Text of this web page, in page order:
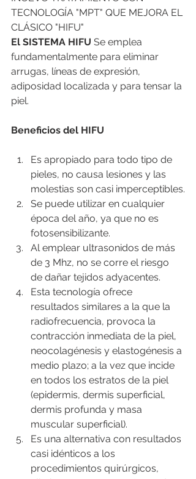
TECNOLOGÍA "MPT" QUE MEJORA EL
CLÁSICO "HIFU"
El SISTEMA HIFU Se emplea
fundamentalmente para eliminar
arrugas, líneas de expresión,
adiposidad localizada y para tensar la
piel.
Beneficios del HIFU
Es apropiado para todo tipo de
pieles, no causa lesiones y las
molestias son casi imperceptibles.
Se puede utilizar en cualquier
época del año, ya que no es
fotosensibilizante.
Al emplear ultrasonidos de más
de 3 Mhz, no se corre el riesgo
de dañar tejidos adyacentes.
Esta tecnologí­a ofrece
resultados similares a la que la
radiofrecuencia, provoca la
contracción inmediata de la piel,
neocolagénesis y elastogénesis a
medio plazo; a la vez que incide
en todos los estratos de la piel
(epidermis, dermis superficial,
dermis profunda y masa
muscular superficial).
Es una alternativa con resultados
casi idénticos a los
procedimientos quirúrgicos,